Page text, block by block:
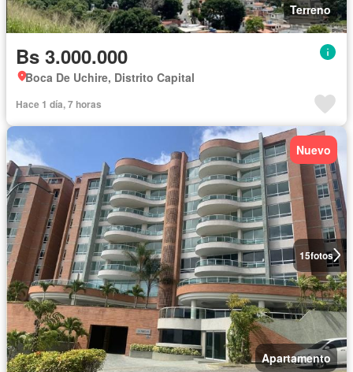
Terreno
Bs 3.000.000
Boca De Uchire, Distrito Capital
Hace 1 día, 7 horas
15fotos
Nuevo
Apartamento